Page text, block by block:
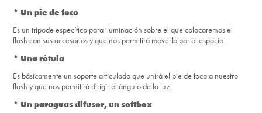
* Un pie de foco
Es un trípode específico para iluminación sobre el que colocaremos el
flash con sus accesorios y que nos permitirá moverlo por el espacio.
* Una rótula
Es básicamente un soporte articulado que unirá el pie de foco a nuestro
flash y que nos permitirá dirigir el ángulo de la luz.
* Un paraguas difusor, un softbox